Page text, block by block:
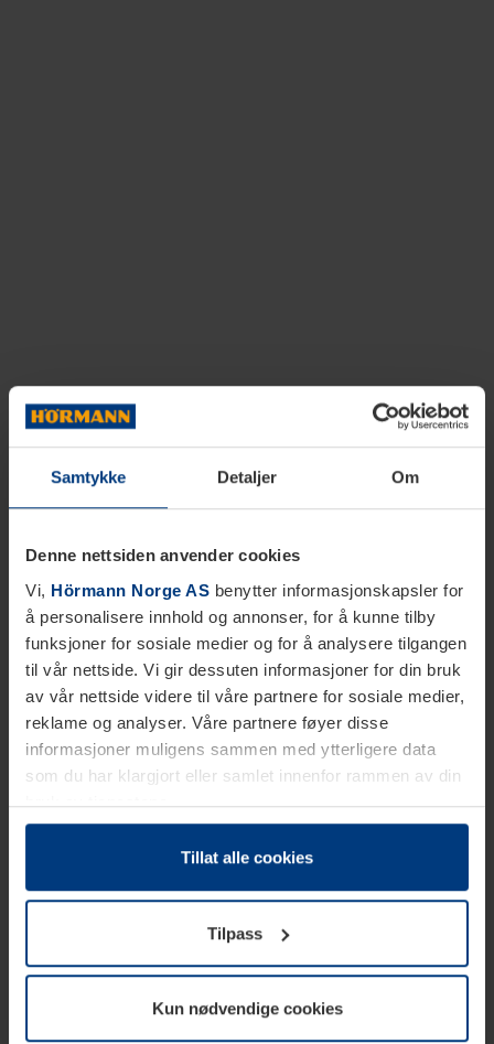
Samtykke Detaljer Om
Denne nettsiden anvender cookies
Vi, Hörmann Norge AS benytter informasjonskapsler for
å personalisere innhold og annonser, for å kunne tilby
funksjoner for sosiale medier og for å analysere tilgangen
til vår nettside. Vi gir dessuten informasjoner for din bruk
av vår nettside videre til våre partnere for sosiale medier,
reklame og analyser. Våre partnere føyer disse
informasjoner muligens sammen med ytterligere data
som du har klargjort eller samlet innenfor rammen av din
bruk av tjenestene.
Etter loven kan vi lagre informasjonskapsler på din
datamaskin, hvis disse er absolutt nødvendig for drift av
trenger vi din tillatelse. Du kan når som helst endre eller
tilbakekalle ditt samtykke i forklaringen av
informasjonskapselen på sidenPersonvernerklæringpå
Tillat alle cookies
Tilpass
Kun nødvendige cookies